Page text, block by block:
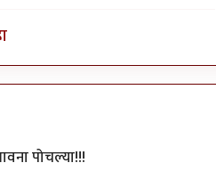
पोचल्या!!!